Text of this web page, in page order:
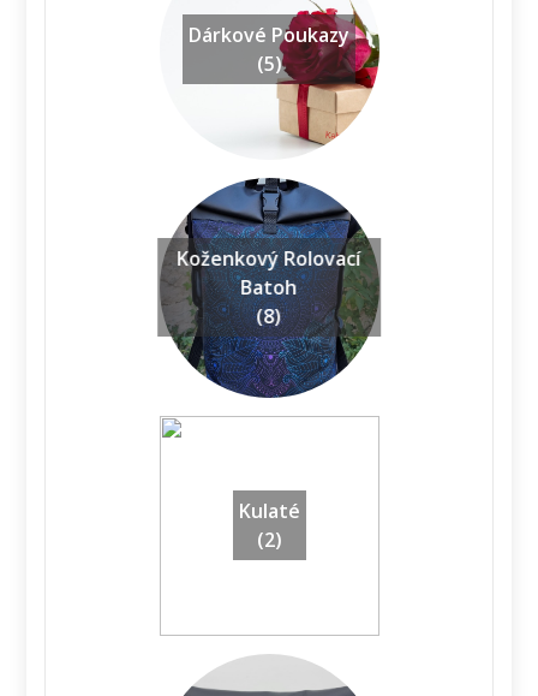
Dárkové Poukazy
(5)
Koženkový Rolovací
Batoh
(8)
Kulaté
(2)